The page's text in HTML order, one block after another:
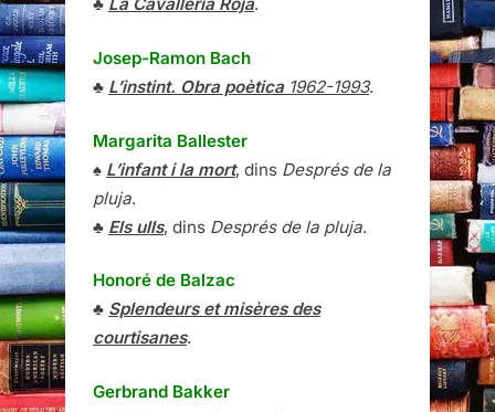
Josep-Ramon Bach
♣ L’instint. Obra poètica1962-1993.
Margarita Ballester
♠ L’infant i la mort, dins Després de la
pluja.
♣ Els ulls, dins Després de la pluja.
Honoré de Balzac
♣ Splendeurs et misères des
courtisanes.
Gerbrand Bakker